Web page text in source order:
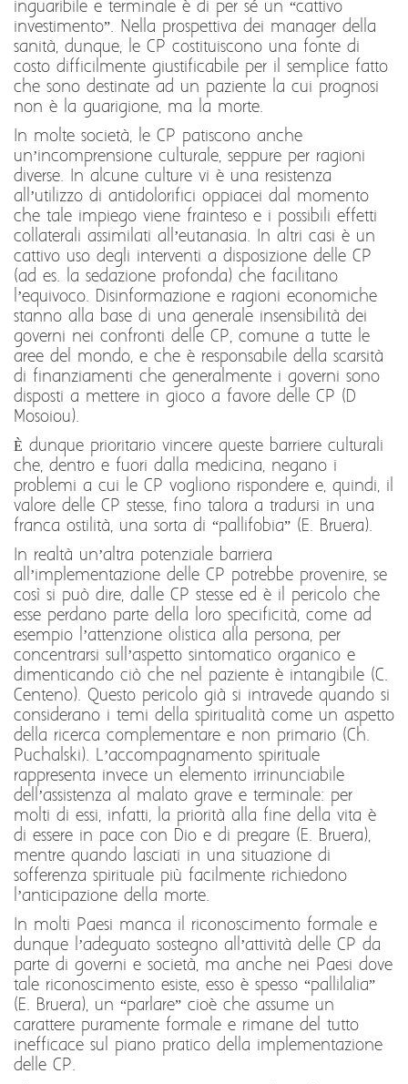
inguaribile e terminale è di per sé un “cattivo
investimento”. Nella prospettiva dei manager della
sanità, dunque, le CP costituiscono una fonte di
costo difficilmente giustificabile per il semplice fatto
che sono destinate ad un paziente la cui prognosi
non è la guarigione, ma la morte.
In molte società, le CP patiscono anche
un’incomprensione culturale, seppure per ragioni
diverse. In alcune culture vi è una resistenza
all’utilizzo di antidolorifici oppiacei dal momento
che tale impiego viene frainteso e i possibili effetti
collaterali assimilati all’eutanasia. In altri casi è un
cattivo uso degli interventi a disposizione delle CP
(ad es. la sedazione profonda) che facilitano
l’equivoco. Disinformazione e ragioni economiche
stanno alla base di una generale insensibilità dei
governi nei confronti delle CP, comune a tutte le
aree del mondo, e che è responsabile della scarsità
di finanziamenti che generalmente i governi sono
disposti a mettere in gioco a favore delle CP (D
Mosoiou).
È dunque prioritario vincere queste barriere culturali
che, dentro e fuori dalla medicina, negano i
problemi a cui le CP vogliono rispondere e, quindi, il
valore delle CP stesse, fino talora a tradursi in una
franca ostilità, una sorta di “pallifobia” (E. Bruera).
In realtà un’altra potenziale barriera
all’implementazione delle CP potrebbe provenire, se
così si può dire, dalle CP stesse ed è il pericolo che
esse perdano parte della loro specificità, come ad
esempio l’attenzione olistica alla persona, per
concentrarsi sull’aspetto sintomatico organico e
dimenticando ciò che nel paziente è intangibile (C.
Centeno). Questo pericolo già si intravede quando si
considerano i temi della spiritualità come un aspetto
della ricerca complementare e non primario (Ch.
Puchalski). L’accompagnamento spirituale
rappresenta invece un elemento irrinunciabile
dell’assistenza al malato grave e terminale: per
molti di essi, infatti, la priorità alla fine della vita è
di essere in pace con Dio e di pregare (E. Bruera),
mentre quando lasciati in una situazione di
sofferenza spirituale più facilmente richiedono
l’anticipazione della morte.
In molti Paesi manca il riconoscimento formale e
dunque l’adeguato sostegno all’attività delle CP da
parte di governi e società, ma anche nei Paesi dove
tale riconoscimento esiste, esso è spesso “pallilalia”
(E. Bruera), un “parlare” cioè che assume un
carattere puramente formale e rimane del tutto
inefficace sul piano pratico della implementazione
delle CP.